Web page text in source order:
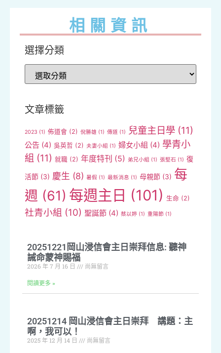
相關資訊
選擇分類
文章標籤
2023 (1) 佈道會 (2) 倪勝雄 (1) 傳道 (1) 兒童主日學 (11)
公告 (4) 吳英哲 (2) 夫妻小組 (1) 婦女小組 (4) 學青小
組 (11) 就職 (2) 年度特刊 (5) 弟兄小組 (1) 張堅石 (1) 復
活節 (3) 慶生 (8) 暑假 (1) 最新消息 (1) 母親節 (3) 每
週 (61) 每週主日 (101) 生命 (2)
社青小組 (10) 聖誕節 (4) 蔡以婷 (1) 重陽節 (1)
20251221岡山浸信會主日崇拜信息: 聽神
誡命蒙神賜福
2026 年 7 月 16 日 尚無留言
閱讀更多 »
20251214 岡山浸信會主日崇拜 講題：主
啊，我可以！
2025 年 12 月 14 日 尚無留言